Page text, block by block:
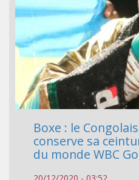
Boxe : le
conserve sa
du monde WBC